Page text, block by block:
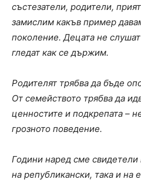
състезатели, родители,
замислим какъв пример
поколение. Децата не
гледат как се държим.
Родителят трябва да бъде
От семейството трябва да
ценностите и подкрепата –
грозното поведение.
Години наред сме
на републикански, така и на